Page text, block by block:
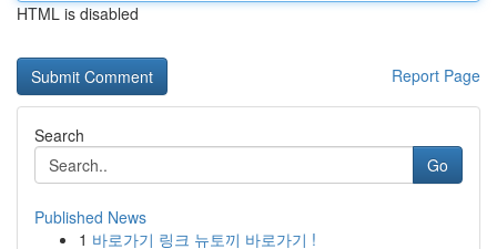
HTML is disabled
Report Page
Search
Go
Published News
1 바로가기 링크 뉴토끼 바로가기 !